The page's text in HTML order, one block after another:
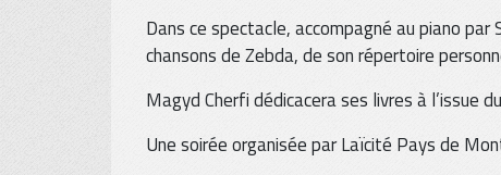
Dans ce spectacle, accompagné au piano
chansons de Zebda, de son répertoire
Magyd Cherfi dédicacera ses livres à l’issue
Une soirée organisée par Laïcité Pays de